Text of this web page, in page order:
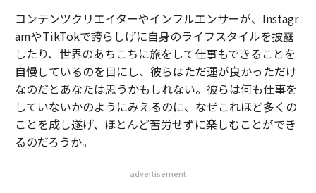
コンテンツクリエイターやインフルエンサーが、Instagr
amやTikTokで誇らしげに自身のライフスタイルを披露
したり、世界のあちこちに旅をして仕事もできることを
自慢しているのを目にし、彼らはただ運が良かっただけ
なのだとあなたは思うかもしれない。彼らは何も仕事を
していないかのようにみえるのに、なぜこれほど多くの
ことを成し遂げ、ほとんど苦労せずに楽しむことができ
るのだろうか。
advertisement